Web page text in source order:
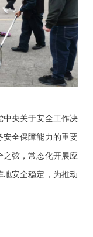
中央关于安全工作决
安全保障能力的重要
弦，常态化开展应
安全稳定，为推动